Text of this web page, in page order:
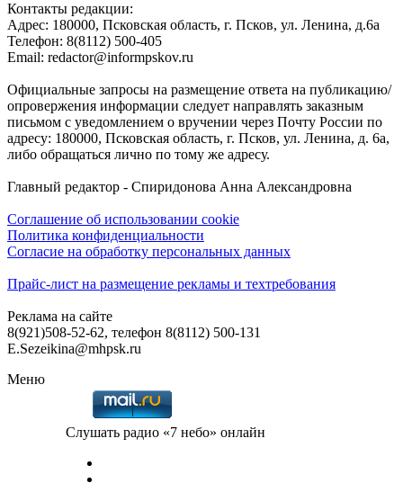
Контакты редакции:
Адреc: 180000, Псковская область, г. Псков, ул. Ленина, д.6а
Телефон: 8(8112) 500-405
Email: redactor@informpskov.ru
Официальные запросы на размещение ответа на публикацию/
опровержения информации следует направлять заказным
письмом с уведомлением о вручении через Почту России по
адресу: 180000, Псковская область, г. Псков, ул. Ленина, д. 6а,
либо обращаться лично по тому же адресу.
Главный редактор - Спиридонова Анна Александровна
Соглашение об использовании cookie
Политика конфиденциальности
Согласие на обработку персональных данных
Прайс-лист на размещение рекламы и техтребования
Реклама на сайте
8(921)508-52-62, телефон 8(8112) 500-131
E.Sezeikina@mhpsk.ru
Меню
Слушать радио «7 небо» онлайн